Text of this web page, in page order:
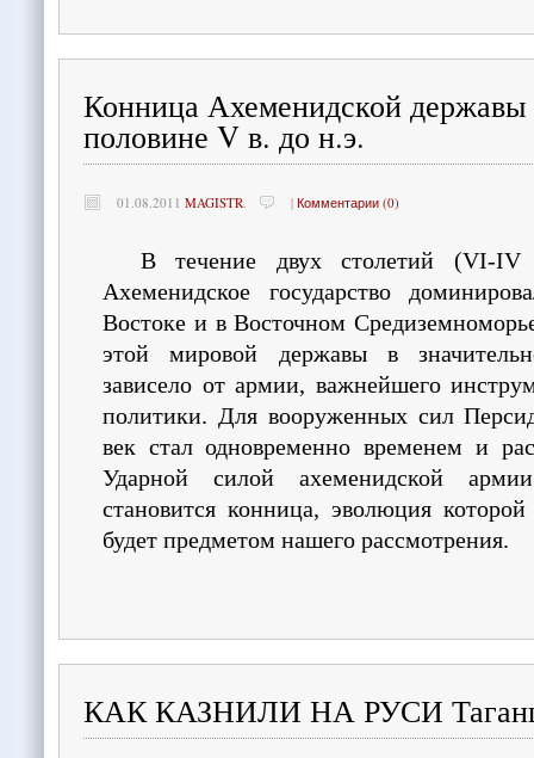
Конница Ахеменидской державы
половине V в. до н.э.
01.08.2011 MAGISTR. | Комментарии (0)
В течение двух столетий (VI-
Ахеменидское государство
Востоке и в Восточном
этой мировой державы в
зависело от армии, важнейшего
политики. Для вооруженных сил
век стал одновременно временем и
Ударной силой ахеменидской
становится конница, эволюция
будет предметом нашего рассмотрения.
КАК КАЗНИЛИ НА РУСИ